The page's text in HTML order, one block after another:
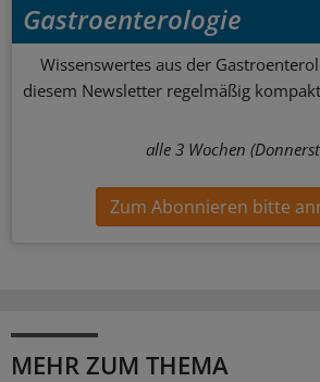
Gastroenterologie
Wissenswertes aus der
diesem Newsletter regelmäßig
alle 3 Wochen
Zum Abonnieren bitte
MEHR ZUM THEMA